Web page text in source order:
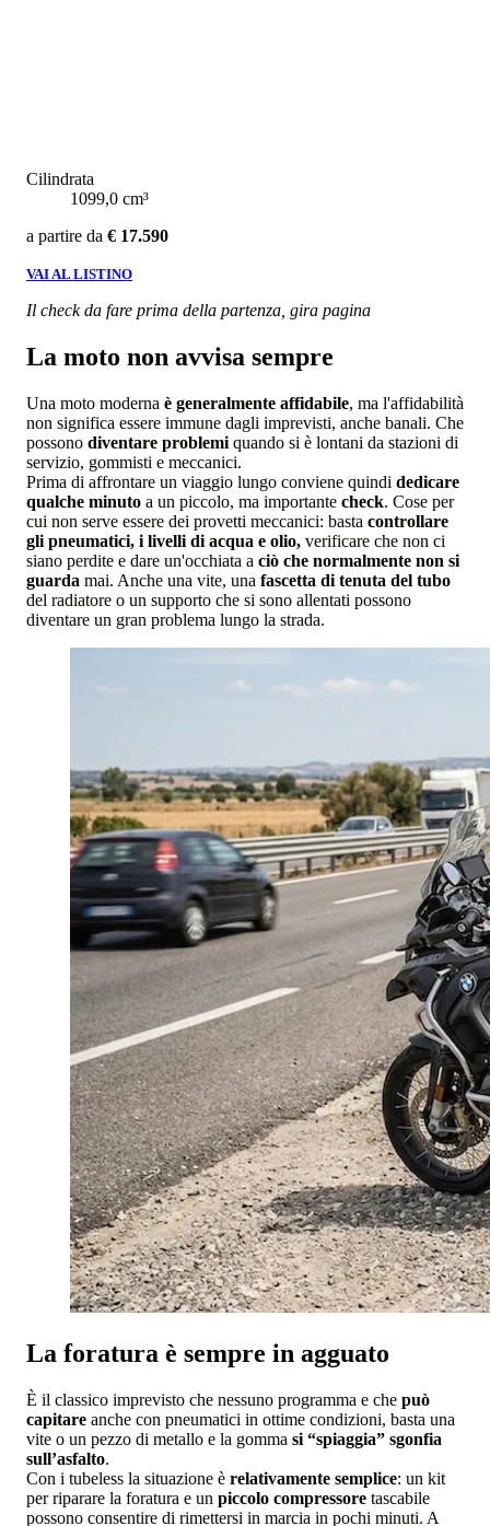
Cilindrata
1099,0 cm³
a partire da € 17.590
VAI AL LISTINO
Il check da fare prima della partenza, gira pagina
La moto non avvisa sempre
Una moto moderna è generalmente affidabile, ma l'affidabilità
non significa essere immune dagli imprevisti, anche banali. Che
possono diventare problemi quando si è lontani da stazioni di
servizio, gommisti e meccanici.
Prima di affrontare un viaggio lungo conviene quindi dedicare
qualche minuto a un piccolo, ma importante check. Cose per
cui non serve essere dei provetti meccanici: basta controllare
gli pneumatici, i livelli di acqua e olio, verificare che non ci
siano perdite e dare un'occhiata a ciò che normalmente non si
guarda mai. Anche una vite, una fascetta di tenuta del tubo
del radiatore o un supporto che si sono allentati possono
diventare un gran problema lungo la strada.
La foratura è sempre in agguato
È il classico imprevisto che nessuno programma e che può
capitare anche con pneumatici in ottime condizioni, basta una
vite o un pezzo di metallo e la gomma si “spiaggia” sgonfia
sull’asfalto.
Con i tubeless la situazione è relativamente semplice: un kit
per riparare la foratura e un piccolo compressore tascabile
possono consentire di rimettersi in marcia in pochi minuti. A